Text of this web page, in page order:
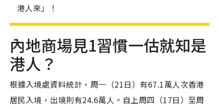
港人來」！
內地商場見1習慣一估就知是
港人？
根據入境處資料統計，周一（21日）有67.1萬人次香港
居民入境，出境則有24.6萬人。自上周四（17日）至周